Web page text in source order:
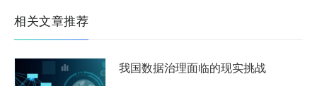
相关文章推荐
我国数据治理面临的现实挑战